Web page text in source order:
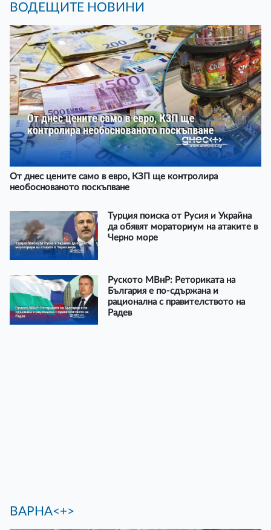
ВОДЕЩИТЕ НОВИНИ
От днес цените само в евро, КЗП ще контролира
необоснованото поскъпване
Турция поиска от Русия и Украйна
да обявят мораториум на атаките в
Черно море
Руското МВнР: Реториката на
България е по-сдържана и
рационална с правителството на
Радев
ВАРНА<+>